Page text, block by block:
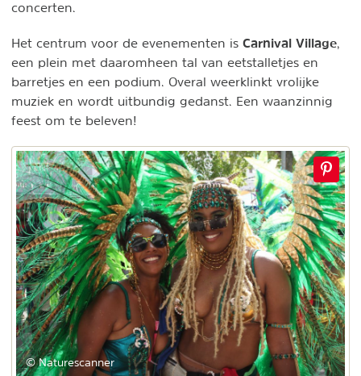
concerten.
Het centrum voor de evenementen is Carnival Village
een plein met daaromheen tal van eetstalletjes en
barretjes en een podium. Overal weerklinkt vrolijke
muziek en wordt uitbundig gedanst. Een waanzinnig
feest om te beleven!
© Naturescanner